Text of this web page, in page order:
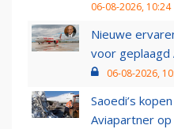
06-08-2026, 10:24
Nieuwe
voor geplaagd
06-08-2026,
Saoedi’s
Aviapartner